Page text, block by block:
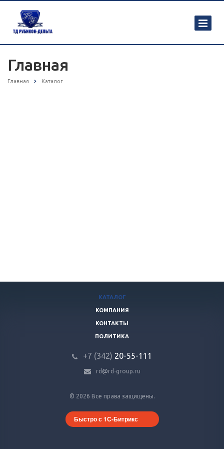
Главная
Главная Каталог
© 2026 Все права защищены.
Быстро с 1С-Битрикс
КАТАЛОГ
КОМПАНИЯ
КОНТАКТЫ
ПОЛИТИКА
+7 (342) 20-55-111
rd@rd-group.ru